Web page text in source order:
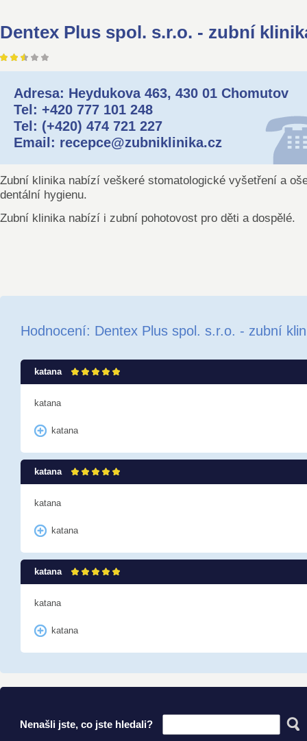
Dentex Plus spol. s.r.o. - zubní
Adresa: Heydukova 463, 430 01 Chomutov
Tel: +420 777 101 248
Tel: (+420) 474 721 227
Email: recepce@zubniklinika.cz
Zubní klinika nabízí veškeré stomatologické vyšetření a
dentální hygienu.
Zubní klinika nabízí i zubní pohotovost pro děti a dospělé.
Hodnocení: Dentex Plus spol. s.r.o. - zubní
katana
katana
katana
katana
katana
katana
katana
katana
katana
Nenašli jste, co jste hledali?